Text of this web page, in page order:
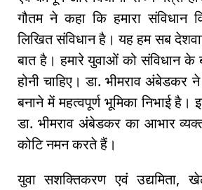
गौतम ने कहा कि हमारा संविधान
लिखित संविधान है। यह हम सब
बात है। हमारे युवाओं को संविधान के
होनी चाहिए। डा. भीमराव अंबेडकर
बनाने में महत्वपूर्ण भूमिका निभाई है।
डा. भीमराव अंबेडकर का आभार
कोटि नमन करते हैं।
युवा सशक्तिकरण एवं